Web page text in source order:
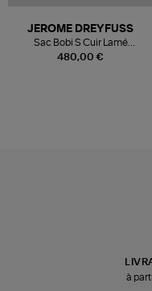
480,00 €
JEROME DREYFUSS
Sac Bobi S Cuir Lamé
Champagne
à